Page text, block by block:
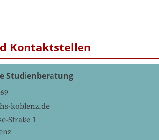
Kontaktstellen
Studienberatung
koblenz.de
Straße 1